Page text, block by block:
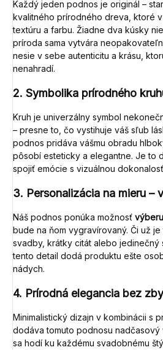
Každý jeden podnos je originál –
kvalitného prírodného dreva, ktoré
textúru a farbu. Žiadne dva kúsky
príroda sama vytvára
nesie v sebe autenticitu a krásu,
nenahradí.
2. Symbolika prírodného
Kruh je univerzálny symbol
– presne to, čo vystihuje váš sľub
podnos pridáva vášmu obradu
pôsobí esteticky a elegantne. Je to
spojiť emócie s vizuálnou
3. Personalizácia na mieru –
Náš podnos ponúka možnosť
bude na ňom vygravírovaný. Či už je
svadby, krátky citát alebo jedinečný
tento detail dodá produktu ešte
nádych.
4. Prírodná elegancia bez
Minimalistický dizajn v kombinácii s
dodáva tomuto podnosu
sa hodí ku každému svadobnému